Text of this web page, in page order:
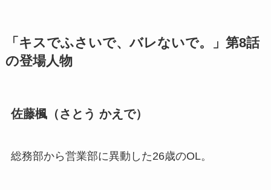
「キスでふさいで、バレないで。」第8話
の登場人物
佐藤楓（さとう かえで）
総務部から営業部に異動した26歳のOL。